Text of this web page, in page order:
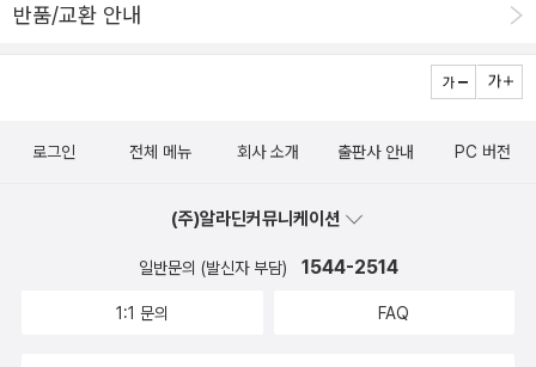
세상 누구와도 비슷하지 않고, 무슨 일이든 남들과 똑같이 하지 않습
처럼 달리기, 거꾸로 사다리 태워 주기 등 온갖 엉뚱한 놀이를 하기도
았습니다. 물론 매우 슬프기는 했지만요. 하지만 베베르에게는 엄마
말이 고울 적에 오는 말이 곱습니다. 내가 스스로 고운 말을 하면, 내
마음은 언제나 곱습니다. 가는 말이 거칠 적에 오는 말이 거칩니다. 내
을 하기에 마음이 꼭 사랑스럽지는 않습니다. 거친 말을 하니까 마음
반품/교환 안내
로그인 전체 메뉴 회사 소개 출판사 안내 PC 버전
(주)알라딘커뮤니케이션
일반문의 (발신자 부담) 1544-2514
1:1 문의 FAQ